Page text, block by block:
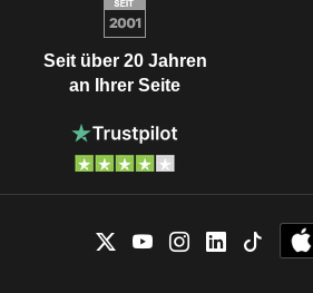
Seit über 20 Jahren
an Ihrer Seite